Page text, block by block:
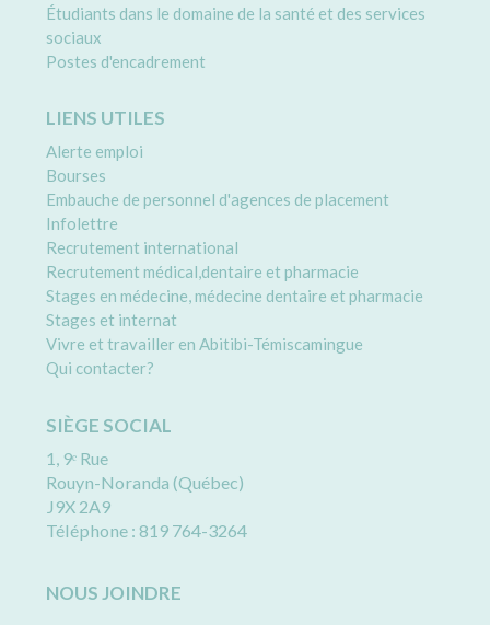
Étudiants dans le domaine de la santé et des services
sociaux
Postes d'encadrement
LIENS UTILES
Alerte emploi
Bourses
Embauche de personnel d'agences de placement
Infolettre
Recrutement international
Recrutement médical,dentaire et pharmacie
Stages en médecine, médecine dentaire et pharmacie
Stages et internat
Vivre et travailler en Abitibi-Témiscamingue
Qui contacter?
SIÈGE SOCIAL
1, 9ᵉ Rue
Rouyn-Noranda (Québec)
J9X 2A9
Téléphone : 819 764-3264
NOUS JOINDRE